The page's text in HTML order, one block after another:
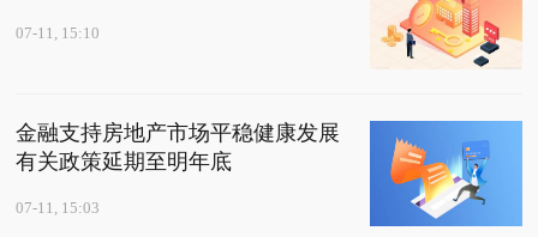
07-11, 15:10
金融支持房地产市场平稳健康发展
有关政策延期至明年底
07-11, 15:03